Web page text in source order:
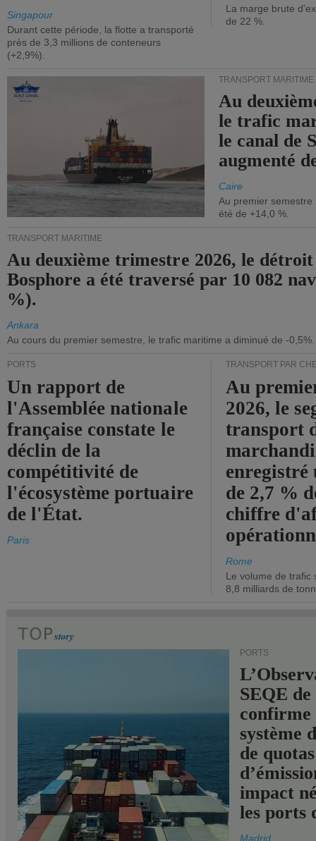
Singapour
Durant cette période, la flotte a transporté
près de 3,3 millions de conteneurs
(+2,9%).
La marge brute
de 22 %.
TRANSPORT MARITIME
Au
le trafic
le canal de
augmenté
Caire
Au premier
été de +14,0 %.
TRANSPORT MARITIME
Au deuxième trimestre 2026, le
Bosphore a été traversé par 10 082
%).
Ankara
Au cours du premier semestre, le trafic maritime a diminué de -0,5%.
PORTS
Un rapport de
l'Assemblée nationale
française constate le
déclin de la
compétitivité de
l'écosystème portuaire
de l'État.
Paris
TRANSPORT PAR
Au
2026, le
transport
enregistré
de 2,7 %
chiffre
Rome
Le volume de trafic
8,8 milliards de
PORTS
SEQE de
confirme
système
de quotas
impact
les ports
Madrid